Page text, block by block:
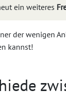
ein weiteres
der wenigen
kannst!